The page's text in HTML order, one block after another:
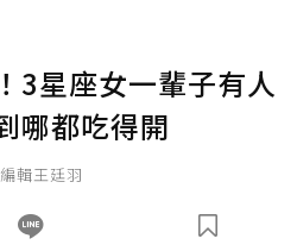
3星座女一輩子有人
哪都吃得開
輯王廷羽